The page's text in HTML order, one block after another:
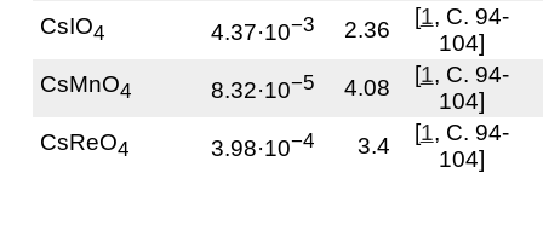
CsIO4 4.37·10−3 2.36
[1, С. 94-
104]
CsMnO4 8.32·10−5 4.08
[1, С. 94-
104]
CsReO4 3.98·10−4 3.4
[1, С. 94-
104]